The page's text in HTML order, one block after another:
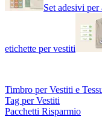
Set adesivi
etichette per vestiti
Timbro per Vestiti e
Tag per Vestiti
Pacchetti Risparmio